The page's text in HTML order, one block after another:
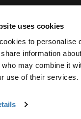
uses cookies
to personalise
information
may combine it
use of their services.